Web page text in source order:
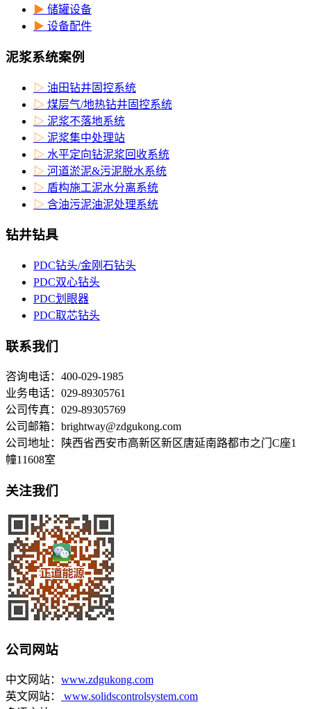
▶ 储罐设备
▶ 设备配件
泥浆系统案例
▷ 油田钻井固控系统
▷ 煤层气/地热钻井固控系统
▷ 泥浆不落地系统
▷ 泥浆集中处理站
▷ 水平定向钻泥浆回收系统
▷ 河道淤泥&污泥脱水系统
▷ 盾构施工泥水分离系统
▷ 含油污泥油泥处理系统
钻井钻具
PDC钻头/金刚石钻头
PDC双心钻头
PDC划眼器
PDC取芯钻头
联系我们
咨询电话：400-029-1985
业务电话：029-89305761
公司传真：029-89305769
公司邮箱：brightway@zdgukong.com
公司地址：陕西省西安市高新区新区唐延南路都市之门C座1
幢11608室
关注我们
公司网站
中文网站： www.zdgukong.com
英文网站：
www.solidscontrolsystem.com